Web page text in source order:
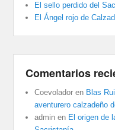
El sello perdido del
El Ángel rojo de
Comentarios
Coevolador en Blas
aventurero calzadeño
admin en El origen de